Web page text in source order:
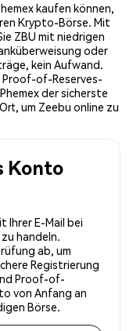
kaufen können,
Krypto-Börse. Mit
ZBU mit niedrigen
oder
kein Aufwand.
of-Reserves-
der sicherste
um Zeebu online zu
Konto
Ihrer E-Mail bei
handeln.
ab, um
Registrierung
Proof-of-
von Anfang an
Börse.